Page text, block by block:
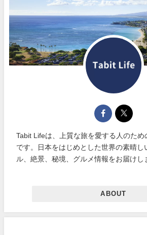
Tabit Lifeは、上質な旅を愛する人のため
です。日本をはじめとした世界の素晴し
ル、絶景、秘境、グルメ情報をお届けし
ABOUT